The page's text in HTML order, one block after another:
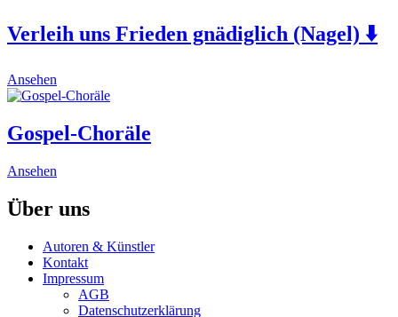
variants.
The
be
on
the
page
Verleih uns Frieden gnädiglich (Nagel) ⬇️
Ansehen
product
multiple
variants.
options
be
the
product
page
Gospel-Choräle
Ansehen
multiple
The
options
may
be
Über uns
Autoren & Künstler
Kontakt
Impressum
AGB
Datenschutzerklärung